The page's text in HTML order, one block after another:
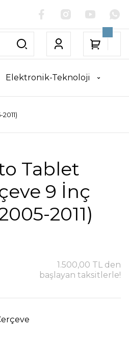
Elektronik-Teknoloji
Tablet
9 İnç
2011)
1.500,00 TL den
başlayan taksitlerle!